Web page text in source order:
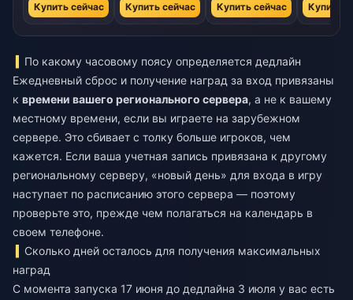
Купить сейчас Купить сейчас Купить сейчас Купить
По какому часовому поясу определяется дедлайн
Ежедневный сброс и получение наград за вход привязаны
к времени вашего регионального сервера, а не к вашему
местному времени, если вы играете на зарубежном
сервере. Это сбивает с толку больше игроков, чем
кажется. Если ваша учетная запись привязана к другому
региональному серверу, «новый день» для входа в игру
наступает по расписанию этого сервера — поэтому
проверьте это, прежде чем полагаться на календарь в
своем телефоне.
Сколько дней осталось для получения максимальных
наград
С момента запуска 17 июня до дедлайна 3 июля у вас есть